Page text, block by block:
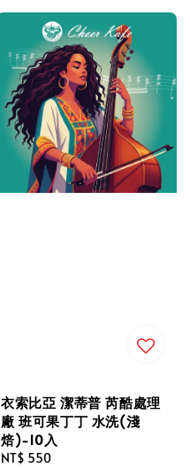
衣索比亞 潔蒂普 芮酷處理
廠 班可果丁丁 水洗(淺
焙)-10入
Regular
NT$ 550